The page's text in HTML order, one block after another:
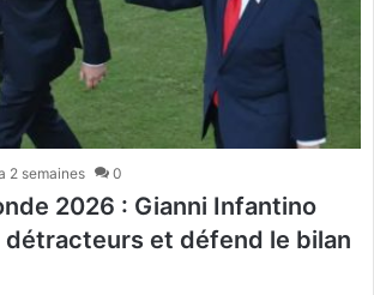
2 semaines 0
2026 : Gianni Infantino
détracteurs et défend le bilan